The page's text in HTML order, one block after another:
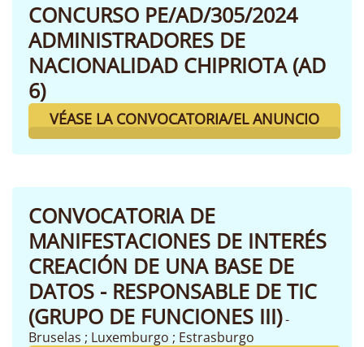
CONCURSO PE/AD/305/2024
ADMINISTRADORES DE
NACIONALIDAD CHIPRIOTA (AD
6)
VÉASE LA CONVOCATORIA/EL ANUNCIO
CONVOCATORIA DE
MANIFESTACIONES DE INTERÉS
CREACIÓN DE UNA BASE DE
DATOS - RESPONSABLE DE TIC
(GRUPO DE FUNCIONES III)-
Bruselas ; Luxemburgo ; Estrasburgo